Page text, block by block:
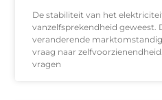
De stabiliteit van het
vanzelfsprekendheid geweest.
veranderende
vraag naar
vragen